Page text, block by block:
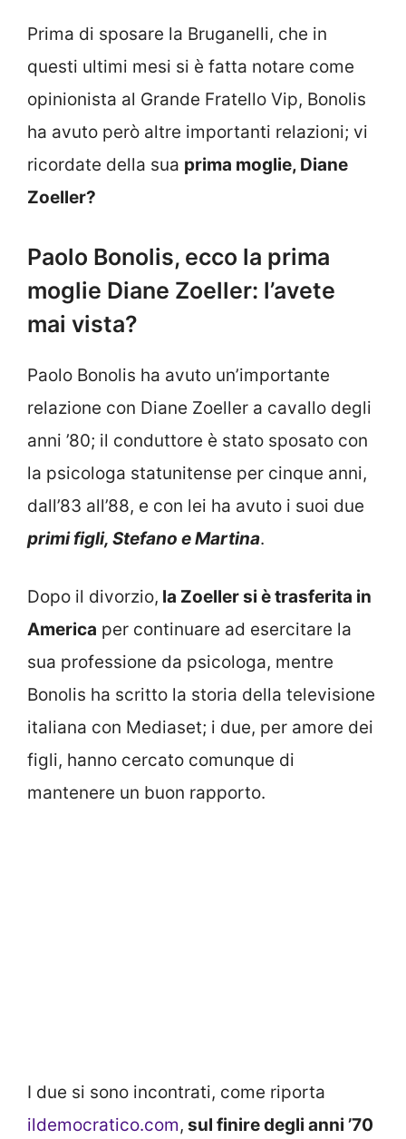
Prima di sposare la Bruganelli, che in
questi ultimi mesi si è fatta notare come
opinionista al Grande Fratello Vip, Bonolis
ha avuto però altre importanti relazioni; vi
ricordate della sua prima moglie, Diane
Zoeller?
Paolo Bonolis, ecco la prima
moglie Diane Zoeller: l’avete
mai vista?
Paolo Bonolis ha avuto un’importante
relazione con Diane Zoeller a cavallo degli
anni ’80; il conduttore è stato sposato con
la psicologa statunitense per cinque anni,
dall’83 all’88, e con lei ha avuto i suoi due
primi figli, Stefano e Martina.
Dopo il divorzio, la Zoeller si è trasferita in
America per continuare ad esercitare la
sua professione da psicologa, mentre
Bonolis ha scritto la storia della televisione
italiana con Mediaset; i due, per amore dei
figli, hanno cercato comunque di
mantenere un buon rapporto.
I due si sono incontrati, come riporta
ildemocratico.com, sul finire degli anni ’70